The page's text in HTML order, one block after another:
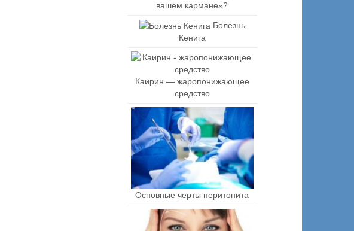
вашем кармане»?
Болезнь
Кенига
Каирин — жаропонижающее
средство
Основные черты перитонита